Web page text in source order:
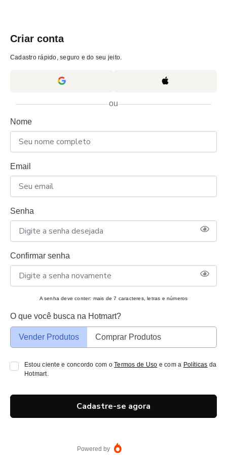
Criar conta
Cadastro rápido, seguro e do seu jeito.
ou
Nome
Email
Senha
Confirmar senha
A senha deve conter: mais de 7 caracteres, letras e números
O que você busca na Hotmart?
Vender Produtos Comprar Produtos
Estou ciente e concordo com oTermos de Uso e com a Políticas da
Hotmart.
Cadastre-se agora
Powered by